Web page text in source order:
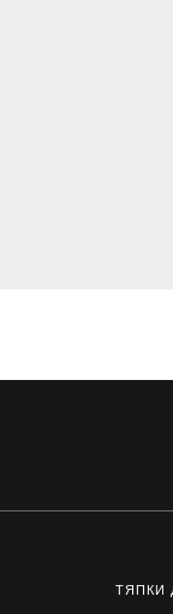
ТЯПКИ